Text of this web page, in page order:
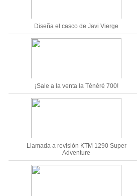
Diseña el casco de Javi Vierge
¡Sale a la venta la Ténéré 700!
Llamada a revisión KTM 1290 Super
Adventure